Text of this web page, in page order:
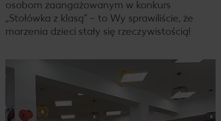
osobom zaangażowanym w konkurs
„Stołówka z klasą” – to Wy sprawiliście, że
marzenia dzieci stały się rzeczywistością!